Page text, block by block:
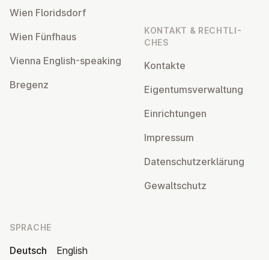
Wien Flo­rids­dorf
Wien Fünfhaus
Vienna English-speaking
Bregenz
KONTAKT & RECHT­LI­
CHES
Kontakte
Ei­gen­tums­ver­wal­tung
Ein­rich­tun­gen
Impressum
Da­ten­schutz­er­klä­rung
Ge­walt­schutz
SPRACHE
Deutsch
English